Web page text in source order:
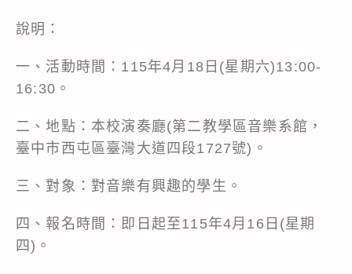
說明：
一、活動時間：115年4月18日(星期六)13:00-
16:30。
二、地點：本校演奏廳(第二教學區音樂系館，
臺中市西屯區臺灣大道四段1727號)。
三、對象：對音樂有興趣的學生。
四、報名時間：即日起至115年4月16日(星期
四)。